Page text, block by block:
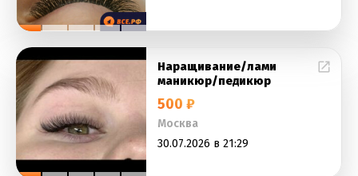
Наращивание/лами
маникюр/педикюр
500 ₽
Москва
30.07.2026 в 21:29